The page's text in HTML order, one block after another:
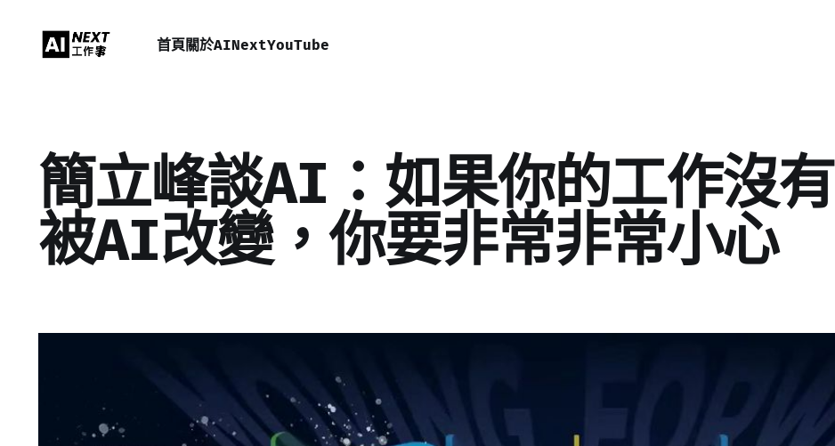
首頁關於AINextYouTube
簡立峰談AI：如果你的工作沒有
被AI改變，你要非常非常小心